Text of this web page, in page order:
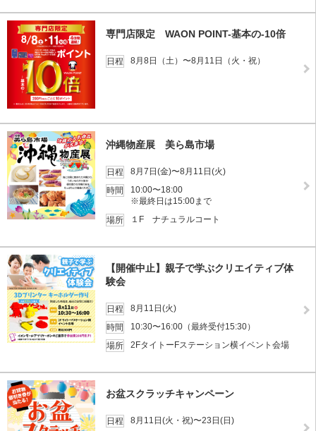
専門店限定 WAON POINT-基本の-10倍
日程 8月8日（土）〜8月11日（火・祝）
沖縄物産展 美ら島市場
日程
8月7日(金)〜8月11日(火)
時間
10:00〜18:00
※最終日は15:00まで
場所
１F ナチュラルコート
【開催中止】親子で学ぶクリエイティブ体
験会
日程
8月11日(火)
時間
10:30〜16:00（最終受付15:30）
場所
2FタイトーFステーション横イベント会場
お盆スクラッチキャンペーン
日程 8月11日(火・祝)〜23日(日)